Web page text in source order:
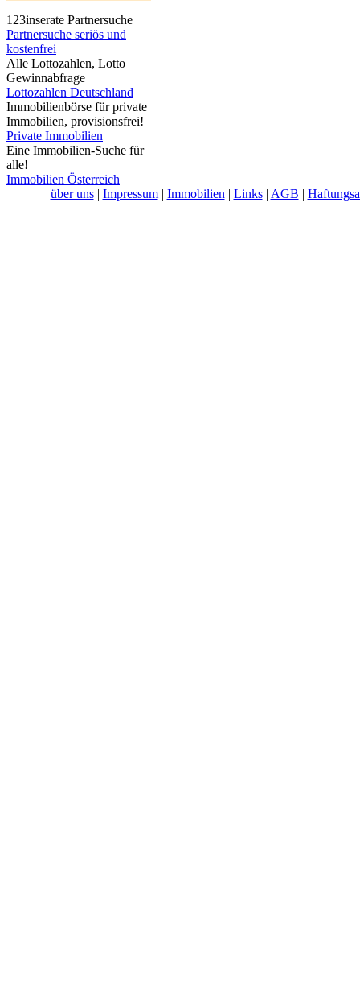
123inserate Partnersuche
Partnersuche seriös und
kostenfrei
Alle Lottozahlen, Lotto
Gewinnabfrage
Lottozahlen Deutschland
Immobilienbörse für private
Immobilien, provisionsfrei!
Private Immobilien
Eine Immobilien-Suche für
alle!
Immobilien Österreich
über uns| Impressum| Immobilien | Links| AGB |